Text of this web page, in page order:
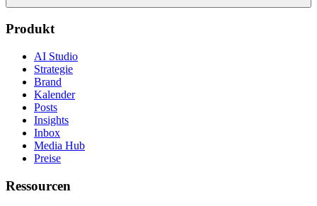
Produkt
AI Studio
Strategie
Brand
Kalender
Posts
Insights
Inbox
Media Hub
Preise
Ressourcen